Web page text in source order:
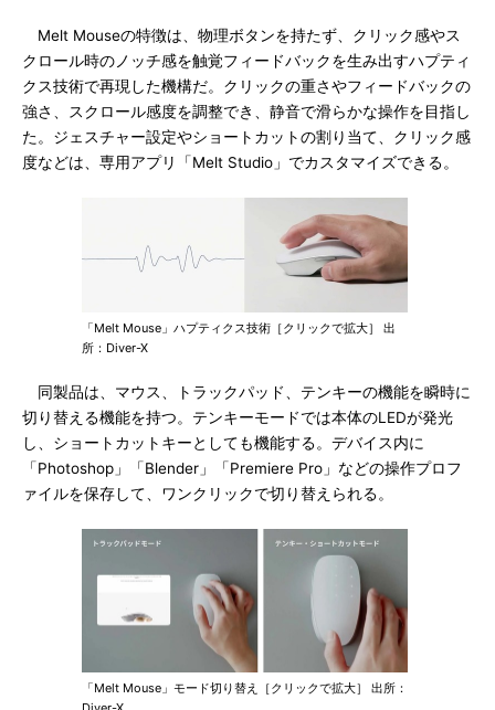
Melt Mouseの特徴は、物理ボタンを持たず、クリック感やス
クロール時のノッチ感を触覚フィードバックを生み出すハプティ
クス技術で再現した機構だ。クリックの重さやフィードバックの
強さ、スクロール感度を調整でき、静音で滑らかな操作を目指し
た。ジェスチャー設定やショートカットの割り当て、クリック感
度などは、専用アプリ「Melt Studio」でカスタマイズできる。
「Melt Mouse」ハプティクス技術［クリックで拡大］ 出
所：Diver-X
同製品は、マウス、トラックパッド、テンキーの機能を瞬時に
切り替える機能を持つ。テンキーモードでは本体のLEDが発光
し、ショートカットキーとしても機能する。デバイス内に
「Photoshop」「Blender」「Premiere Pro」などの操作プロフ
ァイルを保存して、ワンクリックで切り替えられる。
「Melt Mouse」モード切り替え［クリックで拡大］ 出所：